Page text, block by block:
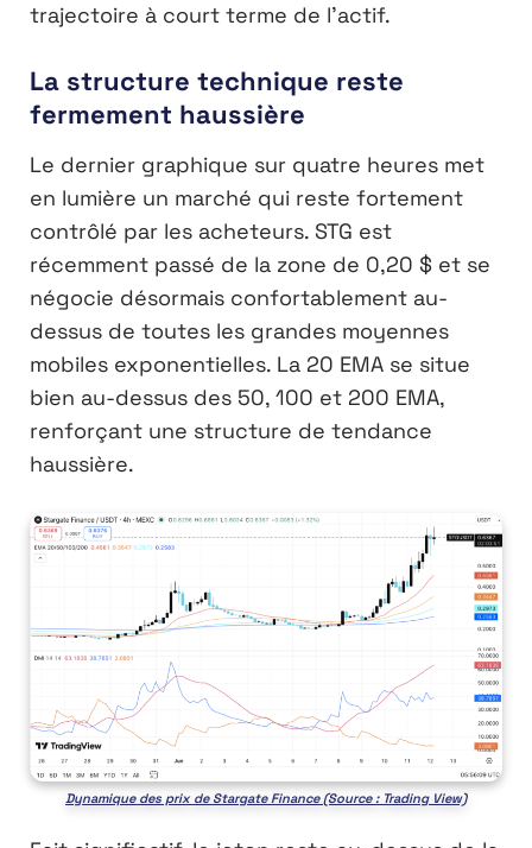
trajectoire à court terme de l’actif.
La structure technique reste
fermement haussière
Le dernier graphique sur quatre heures met
en lumière un marché qui reste fortement
contrôlé par les acheteurs. STG est
récemment passé de la zone de 0,20 $ et se
négocie désormais confortablement au-
dessus de toutes les grandes moyennes
mobiles exponentielles. La 20 EMA se situe
bien au-dessus des 50, 100 et 200 EMA,
renforçant une structure de tendance
haussière.
Dynamique des prix de Stargate Finance (Source : Trading View)